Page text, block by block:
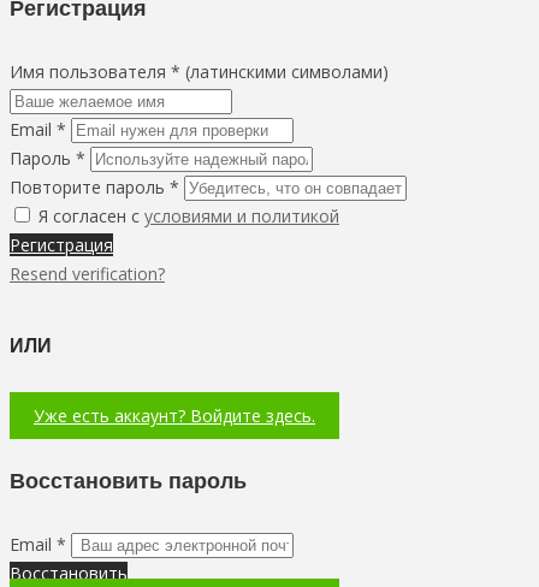
Регистрация
Имя пользователя * (латинскими символами)
Email *
Пароль *
Повторите пароль *
Я согласен с условиями и политикой
Регистрация
Resend verification?
ИЛИ
Уже есть аккаунт? Войдите здесь.
Восстановить пароль
Email *
Восстановить